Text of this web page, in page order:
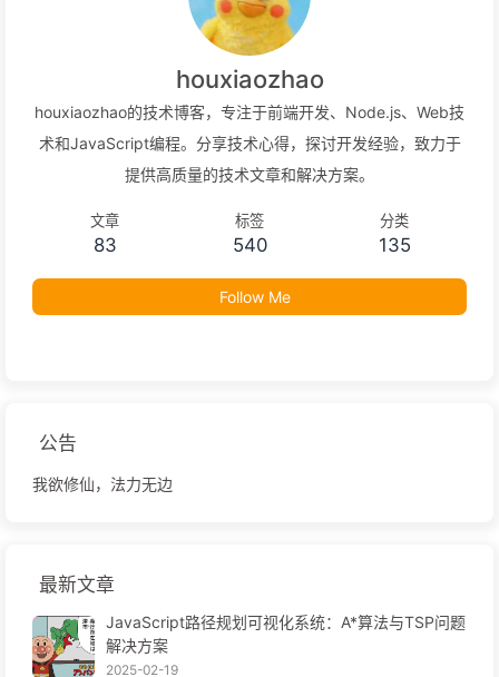
houxiaozhao
houxiaozhao的技术博客，专注于前端开发、Node.js、Web技
术和JavaScript编程。分享技术心得，探讨开发经验，致力于
提供高质量的技术文章和解决方案。
文章
83
标签
540
分类
135
Follow Me
公告
我欲修仙，法力无边
最新文章
JavaScript路径规划可视化系统：A*算法与TSP问题
解决方案
2025-02-19